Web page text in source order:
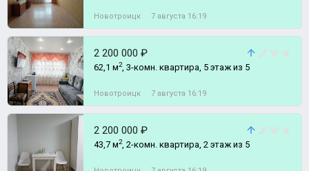
Новотроицк 7 августа 16:19
2 200 000 ₽
62,1 м2, 3-комн. квартира, 5 этаж из 5
Новотроицк 7 августа 16:19
2 200 000 ₽
43,7 м2, 2-комн. квартира, 2 этаж из 5